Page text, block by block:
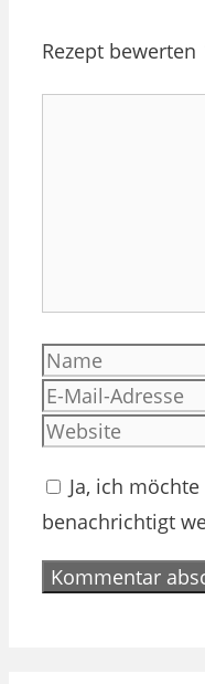
Rezept bewerten
Name
Ja, ich
benachrichtigt